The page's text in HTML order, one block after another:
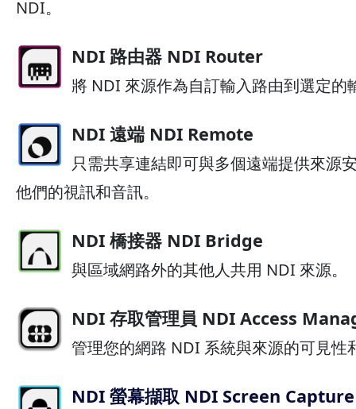
NDI。
NDI 路由器 NDI Router
將 NDI 來源作為自訂輸入路由到選定的
NDI 遠端 NDI Remote
只需共享連結即可與多個遠端提供來源
他們的視訊和音訊。
NDI 橋接器 NDI Bridge
與區域網路外的其他人共用 NDI 來源。
NDI 存取管理員 NDI Access
管理您的網路 NDI 系統與來源的可見性
NDI 螢幕擷取 NDI Screen Capture